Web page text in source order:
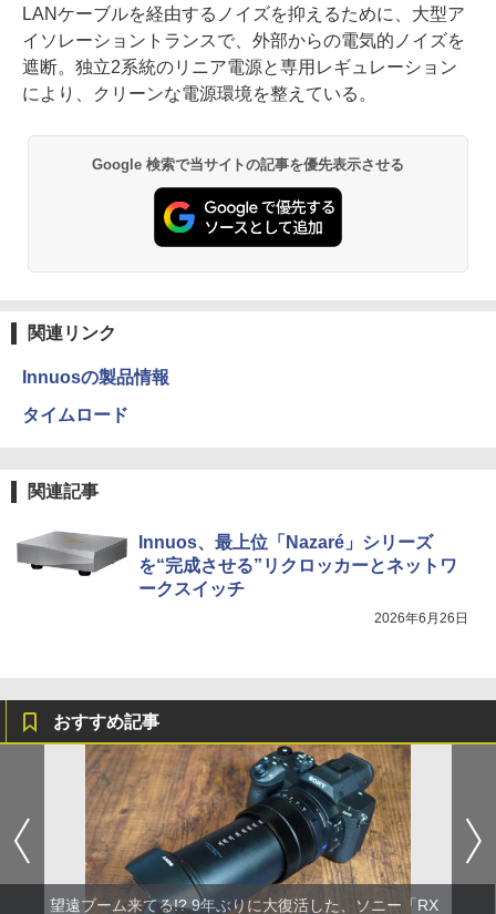
LANケーブルを経由するノイズを抑えるために、大型ア
イソレーショントランスで、外部からの電気的ノイズを
遮断。独立2系統のリニア電源と専用レギュレーション
により、クリーンな電源環境を整えている。
Google 検索で当サイトの記事を優先表示させる
関連リンク
Innuosの製品情報
タイムロード
関連記事
Innuos、最上位「Nazaré」シリーズ
を“完成させる”リクロッカーとネットワ
ークスイッチ
2026年6月26日
おすすめ記事
望遠ブーム来てる!? 9年ぶりに大復活した、ソニー「RX